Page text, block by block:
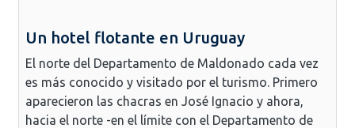
Un hotel flotante en Uruguay
El norte del Departamento de Maldonado cada vez
es más conocido y visitado por el turismo. Primero
aparecieron las chacras en José Ignacio y ahora,
hacia el norte -en el límite con el Departamento de